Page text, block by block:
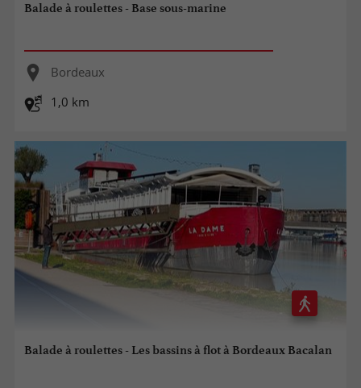
Balade à roulettes - Base sous-marine
Bordeaux
1,0 km
Balade à roulettes - Les bassins à flot à Bordeaux Bacalan